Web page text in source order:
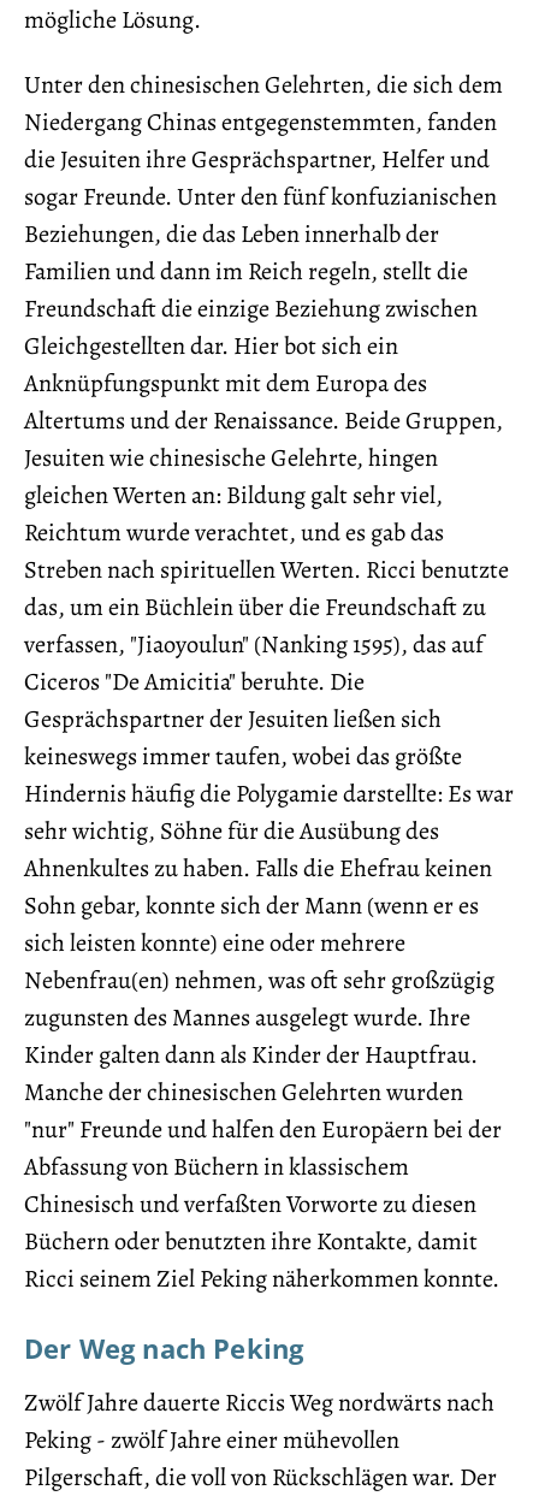
mögliche Lösung.
Unter den chinesischen Gelehrten, die sich dem
Niedergang Chinas entgegenstemmten, fanden
die Jesuiten ihre Gesprächspartner, Helfer und
sogar Freunde. Unter den fünf konfuzianischen
Beziehungen, die das Leben innerhalb der
Familien und dann im Reich regeln, stellt die
Freundschaft die einzige Beziehung zwischen
Gleichgestellten dar. Hier bot sich ein
Anknüpfungspunkt mit dem Europa des
Altertums und der Renaissance. Beide Gruppen,
Jesuiten wie chinesische Gelehrte, hingen
gleichen Werten an: Bildung galt sehr viel,
Reichtum wurde verachtet, und es gab das
Streben nach spirituellen Werten. Ricci benutzte
das, um ein Büchlein über die Freundschaft zu
verfassen, "Jiaoyoulun" (Nanking 1595), das auf
Ciceros "De Amicitia" beruhte. Die
Gesprächspartner der Jesuiten ließen sich
keineswegs immer taufen, wobei das größte
Hindernis häufig die Polygamie darstellte: Es war
sehr wichtig, Söhne für die Ausübung des
Ahnenkultes zu haben. Falls die Ehefrau keinen
Sohn gebar, konnte sich der Mann (wenn er es
sich leisten konnte) eine oder mehrere
Nebenfrau(en) nehmen, was oft sehr großzügig
zugunsten des Mannes ausgelegt wurde. Ihre
Kinder galten dann als Kinder der Hauptfrau.
Manche der chinesischen Gelehrten wurden
"nur" Freunde und halfen den Europäern bei der
Abfassung von Büchern in klassischem
Chinesisch und verfaßten Vorworte zu diesen
Büchern oder benutzten ihre Kontakte, damit
Ricci seinem Ziel Peking näherkommen konnte.
Der Weg nach Peking
Zwölf Jahre dauerte Riccis Weg nordwärts nach
Peking - zwölf Jahre einer mühevollen
Pilgerschaft, die voll von Rückschlägen war. Der